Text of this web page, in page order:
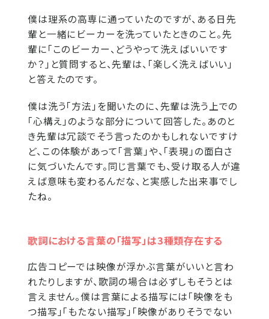
僕は理系の高専に通っていたのですが、ある日先
輩と一緒にビーカーを洗っていたときのこと。先
輩に「このビーカー、どうやって洗えばいいです
か？」と質問すると、先輩は、「楽しく洗えばいい」
と答えたのです。
僕は洗う「方法」を聞いたのに、先輩は洗う上での
「心構え」のような部分について回答した。あのと
き先輩は冗談でそう言ったのかもしれないですけ
ど、この体験があって「言葉」や、「表現」の面白さ
に気づいたんです。同じ言葉でも、受け取る人が違
えば意味も変わるんだな、と実感した出来事でし
たね。
歌詞における言葉の「描写」は3種類存在する
広告コピーでは映像が浮かぶ言葉がいいと言わ
れたりしますが、歌詞の場合は必ずしもそうとは
言えません。僕は言葉による描写には「映像をも
つ描写」「もたない描写」「映像がありそうでない